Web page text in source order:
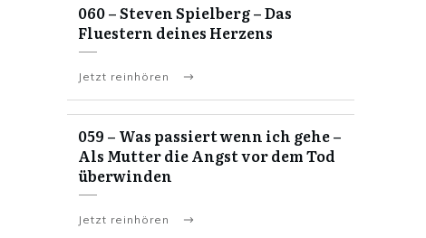
060 – Steven Spielberg – Das
Fluestern deines Herzens
Jetzt reinhören
059 – Was passiert wenn ich gehe –
Als Mutter die Angst vor dem Tod
überwinden
Jetzt reinhören